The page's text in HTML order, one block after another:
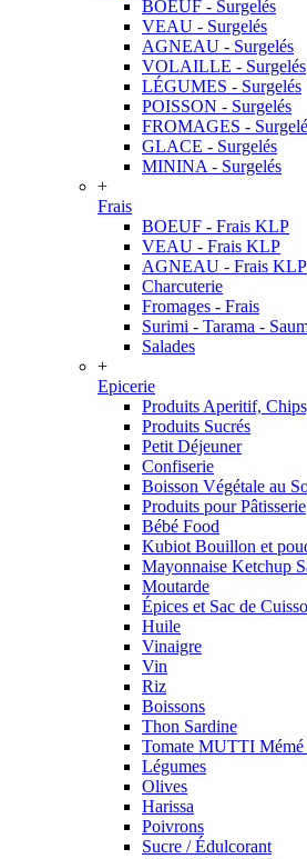
BOEUF - Surgelés
VEAU - Surgelés
AGNEAU - Surgelés
VOLAILLE - Surgelés
LÉGUMES - Surgelés
POISSON - Surgelés
FROMAGES -
GLACE - Surgelés
MININA - Surgelés
+
Frais
BOEUF - Frais KLP
VEAU - Frais KLP
AGNEAU - Frais KLP
Charcuterie
Fromages - Frais
Surimi - Tarama -
Salades
+
Epicerie
Produits Aperitif,
Produits Sucrés
Petit Déjeuner
Confiserie
Boisson Végétale au
Produits pour Pâtisserie
Bébé Food
Kubiot Bouillon et
Mayonnaise Ketchup
Moutarde
Épices et Sac de
Huile
Vinaigre
Vin
Riz
Boissons
Thon Sardine
Tomate MUTTI Mémé
Légumes
Olives
Harissa
Poivrons
Sucre / Édulcorant